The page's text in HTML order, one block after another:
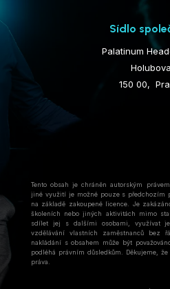
Sídlo
Palatinum
150 00,
Tento obsah je chráněn autorským
jiné využití je možné pouze s předchozím
na základě zakoupené licence. Je
školeních nebo jiných aktivitách mimo
sdílet jej s dalšími osobami, využívat
vzdělávání vlastních zaměstnanců bez
nakládání s obsahem může být
podléhá právním důsledkům. Děkujeme,
práva.